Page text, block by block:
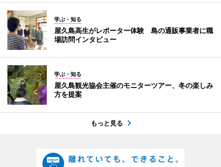
学ぶ・知る
屋久島高生がレポーター体験 島の通販事業者に職
場訪問インタビュー
学ぶ・知る
屋久島観光協会主催のモニターツアー、冬の楽しみ
方を提案
もっと見る